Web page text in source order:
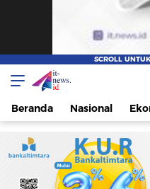
IT-NEWS
Update Cepat,
Beranda Nasional